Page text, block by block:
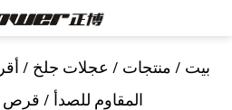
بيت / منتجات / عجلات جلخ /
المقاوم للصدأ / قرص